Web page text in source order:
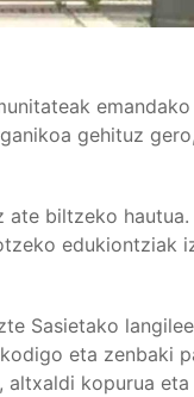
gehituz gero,
biltzeko
edukiontziak
Sasietako
eta zenbaki
kopurua